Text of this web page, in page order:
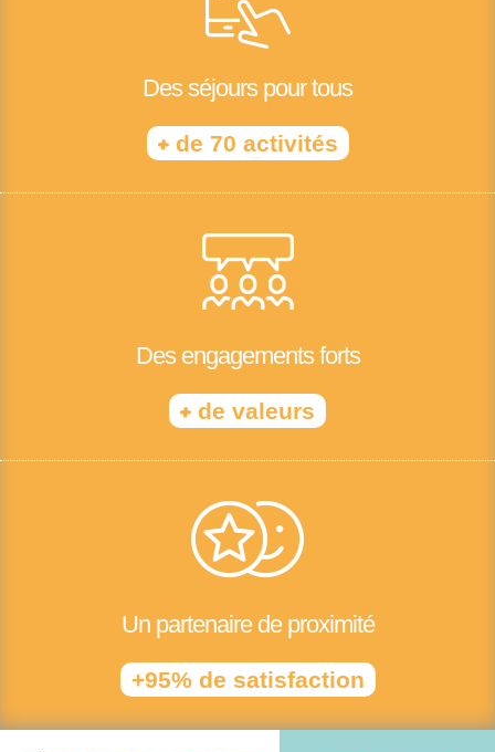
Des séjours pour tous
+de 70 activités
Des engagements forts
+ de valeurs
Un partenaire de proximité
+95% de satisfaction